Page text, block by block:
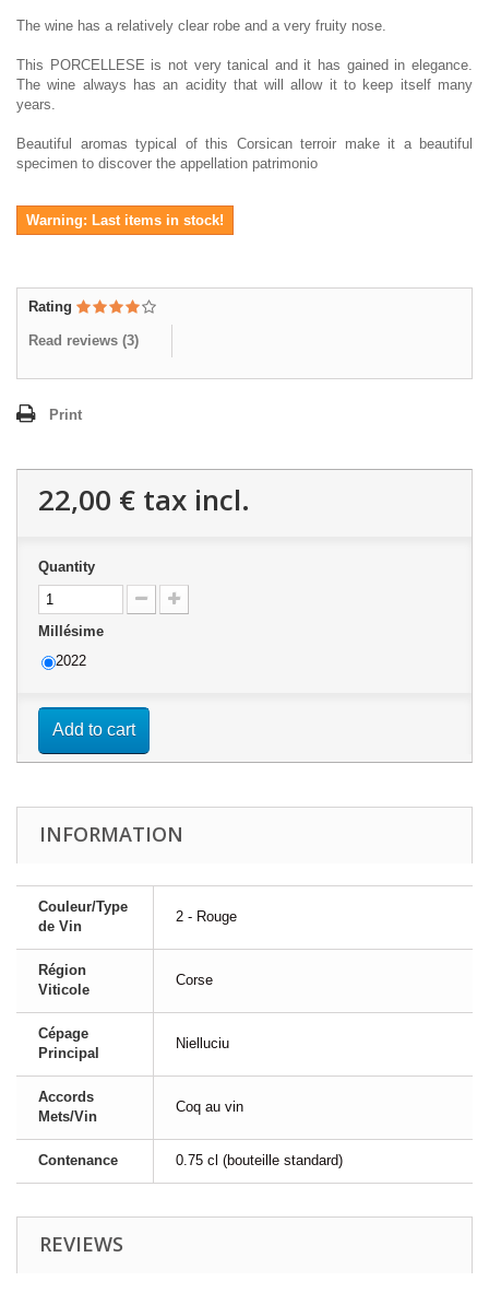
The wine has a relatively clear robe and a very fruity nose.
This PORCELLESE is not very tanical and it has gained in elegance.
The wine always has an acidity that will allow it to keep itself many
years.
Beautiful aromas typical of this Corsican terroir make it a beautiful
specimen to discover the appellation patrimonio
Warning: Last items in stock!
Rating
Read reviews (3)
Print
22,00 € tax incl.
Quantity
Millésime
2022
Add to cart
INFORMATION
Couleur/Type
de Vin
2 - Rouge
Région
Viticole
Corse
Cépage
Principal
Nielluciu
Accords
Mets/Vin
Coq au vin
Contenance 0.75 cl (bouteille standard)
REVIEWS